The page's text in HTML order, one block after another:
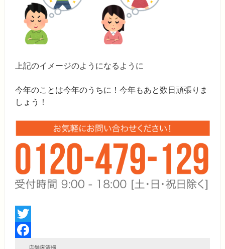
上記のイメージのようになるように
今年のことは今年のうちに！今年もあと数日頑張りま
しょう！
Twitter
Facebook
店舗床清掃